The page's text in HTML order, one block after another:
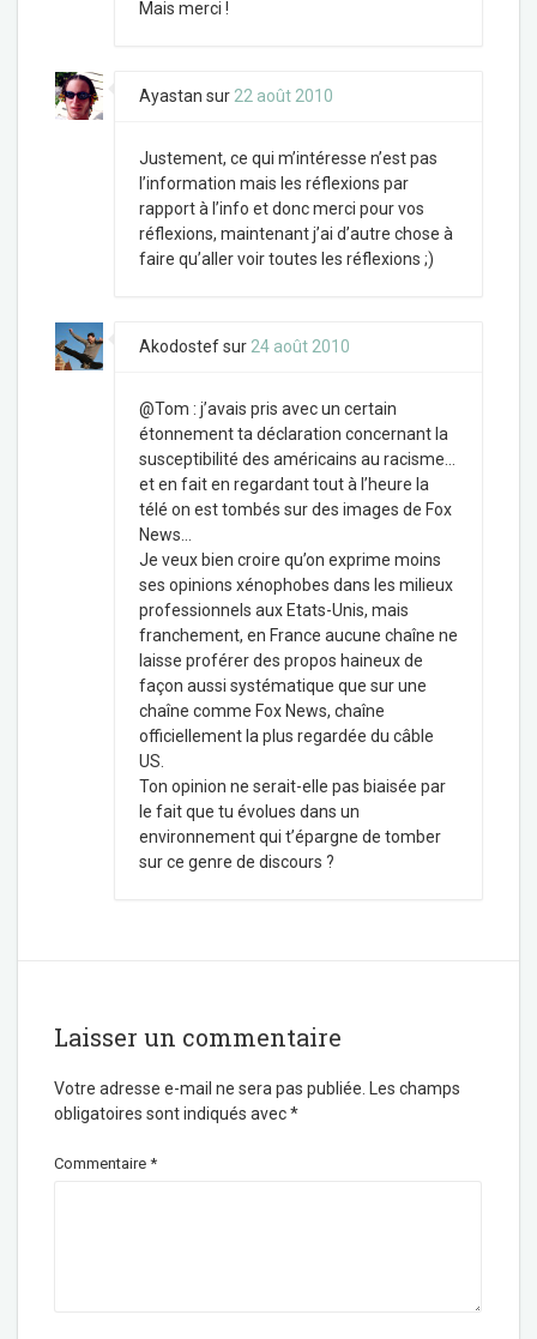
Mais merci !
Ayastan sur 22 août 2010
Justement, ce qui m’intéresse n’est pas
l’information mais les réflexions par
rapport à l’info et donc merci pour vos
réflexions, maintenant j’ai d’autre chose à
faire qu’aller voir toutes les réflexions ;)
Akodostefsur 24 août 2010
@Tom : j’avais pris avec un certain
étonnement ta déclaration concernant la
susceptibilité des américains au racisme…
et en fait en regardant tout à l’heure la
télé on est tombés sur des images de Fox
News…
Je veux bien croire qu’on exprime moins
ses opinions xénophobes dans les milieux
professionnels aux Etats-Unis, mais
franchement, en France aucune chaîne ne
laisse proférer des propos haineux de
façon aussi systématique que sur une
chaîne comme Fox News, chaîne
officiellement la plus regardée du câble
US.
Ton opinion ne serait-elle pas biaisée par
le fait que tu évolues dans un
environnement qui t’épargne de tomber
sur ce genre de discours ?
Laisser un commentaire
Votre adresse e-mail ne sera pas publiée.
Les champs
obligatoires sont indiqués avec*
Commentaire *